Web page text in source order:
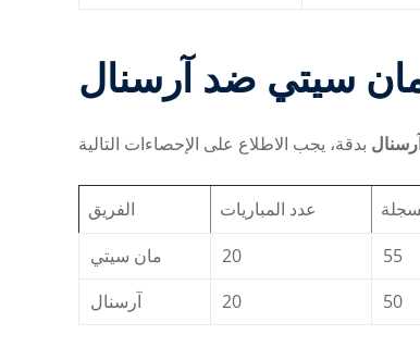
سيتي ضد آرسنال
الفريق عدد المباريات
مان سيتي
20 55
آرسنال
20 50